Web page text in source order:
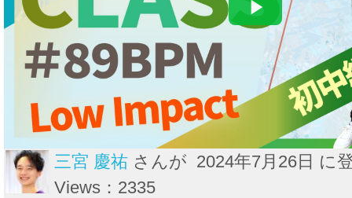
三宮 慶祐 さんが 2024年7月26日 に
Views：2335